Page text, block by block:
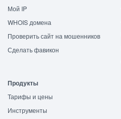
Мой IP
WHOIS домена
Проверить сайт на мошенников
Сделать фавикон
Продукты
Тарифы и цены
Инструменты